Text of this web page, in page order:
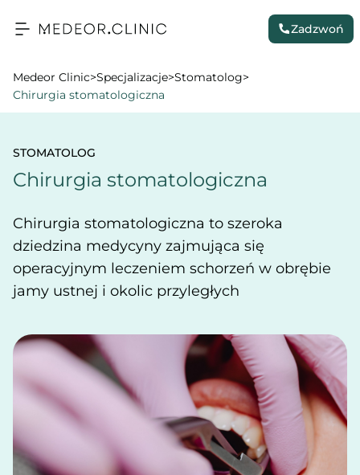
Zadzwoń
Medeor Clinic>Specjalizacje>Stomatolog>
Chirurgia stomatologiczna
STOMATOLOG
Chirurgia stomatologiczna
Chirurgia stomatologiczna to szeroka
dziedzina medycyny zajmująca się
operacyjnym leczeniem schorzeń w obrębie
jamy ustnej i okolic przyległych